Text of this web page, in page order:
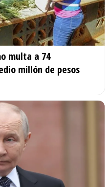
multa a 74
millón de pesos